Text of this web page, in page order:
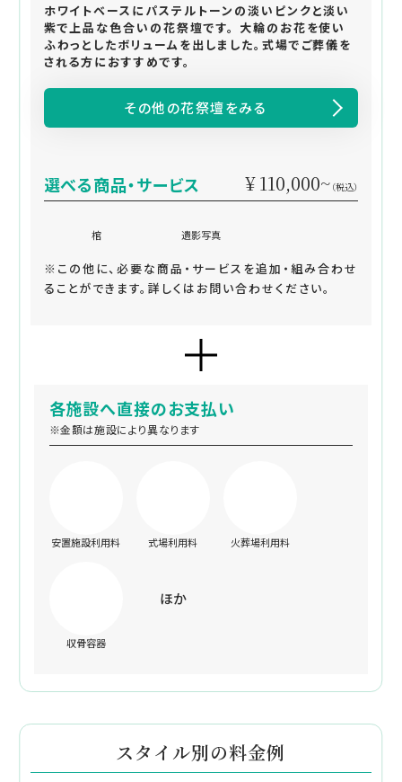
ホワイトベースにパステルトーンの淡いピンクと淡い
紫で上品な色合いの花祭壇です。 大輪のお花を使い
ふわっとしたボリュームを出しました。式場でご葬儀を
される方におすすめです。
その他の花祭壇をみる
選べる商品・サービス ¥ 110,000~ （税込）
棺 遺影写真
※この他に、必要な商品・サービスを追加・組み合わせ
ることができます。詳しくはお問い合わせください。
各施設へ直接のお支払い
※金額は施設により異なります
安置施設利用料 式場利用料 火葬場利用料
収骨容器
ほか
スタイル別の料金例